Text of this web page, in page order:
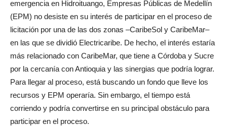
emergencia en Hidroituango, Empresas Públicas de Medellín
(EPM) no desiste en su interés de participar en el proceso de
licitación por una de las dos zonas –CaribeSol y CaribeMar–
en las que se dividió Electricaribe. De hecho, el interés estaría
más relacionado con CaribeMar, que tiene a Córdoba y Sucre
por la cercanía con Antioquia y las sinergias que podría lograr.
Para llegar al proceso, está buscando un fondo que lleve los
recursos y EPM operaría. Sin embargo, el tiempo está
corriendo y podría convertirse en su principal obstáculo para
participar en el proceso.